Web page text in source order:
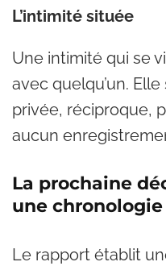
L’intimité située
Une intimité qui se
avec quelqu’un.
privée, réciproque,
aucun
La prochaine
une chronologie
Le rapport établit